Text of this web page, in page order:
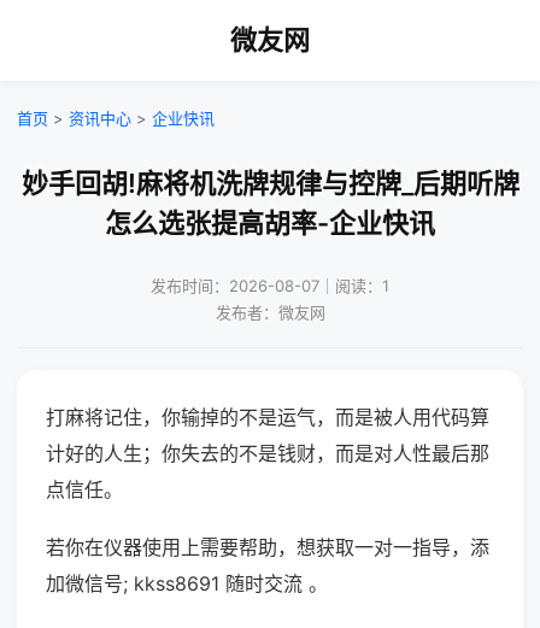
微友网
首页 > 资讯中心 > 企业快讯
妙手回胡!麻将机洗牌规律与控牌_后期听牌
怎么选张提高胡率-企业快讯
发布时间：2026-08-07｜阅读：1
发布者：微友网
打麻将记住，你输掉的不是运气，而是被人用代码算
计好的人生；你失去的不是钱财，而是对人性最后那
点信任。
若你在仪器使用上需要帮助，想获取一对一指导，添
加微信号; kkss8691 随时交流 。